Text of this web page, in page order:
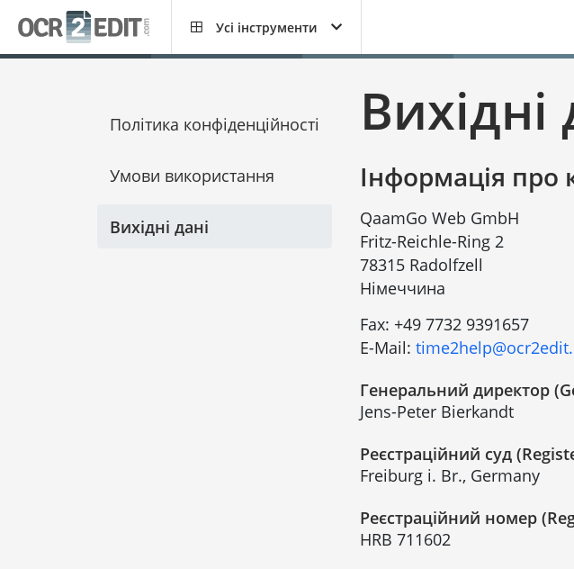
Усі інструменти
Політика конфіденційності
Умови використання
Вихідні дані
Вихідні
Інформація про
QaamGo Web GmbH
Fritz-Reichle-Ring 2
78315 Radolfzell
Німеччина
Fax: +49 7732 9391657
E-Mail:
Генеральний директор
Jens-Peter Bierkandt
Реєстраційний суд
Freiburg i. Br., Germany
Реєстраційний номер
HRB 711602